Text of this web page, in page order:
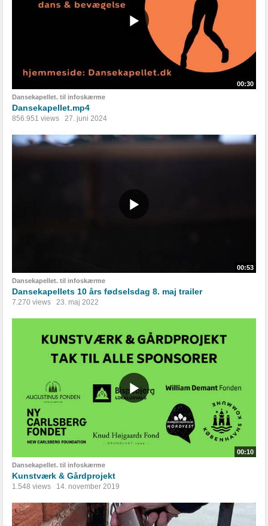
00:30
Dansekapellet. til infoskærme
Dansekapellet.mp4
856.951 views 27. juni 2024
00:53
Dansekapellet. til infoskærme
Dansekapellets 10 års fødselsdag 8. maj trailer
7.270 views 23. maj 2022
00:10
Dansekapellet. til infoskærme
Kunstværk & Gårdprojekt
1.548 views 14. november 2019